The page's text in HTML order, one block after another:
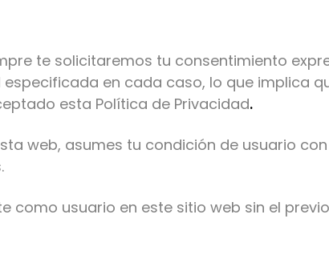
te solicitaremos tu consentimiento
en cada caso, lo que implica
esta Política de Privacidad.
web, asumes tu condición de usuario
como usuario en este sitio web sin el